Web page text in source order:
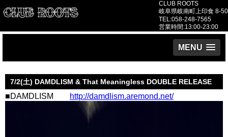
CLUB ROOTS
岐阜県岐南町上印食 8-50
TEL:058-248-7565
営業時間:13:00-23:00
MENU
7/2(土) DAMDLISM & That Meaningless DOUBLE RELEASE
PARTY “NEST 2 NEST” 決定!!
■DAMDLISM http://damdlism.aremond.net/